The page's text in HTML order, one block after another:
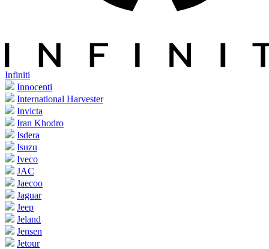
Infiniti
Innocenti
International Harvester
Invicta
Iran Khodro
Isdera
Isuzu
Iveco
JAC
Jaecoo
Jaguar
Jeep
Jeland
Jensen
Jetour